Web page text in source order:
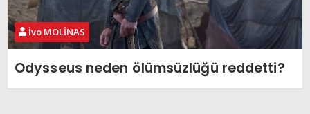
İvo MOLİNAS
Odysseus neden ölümsüzlüğü reddetti?